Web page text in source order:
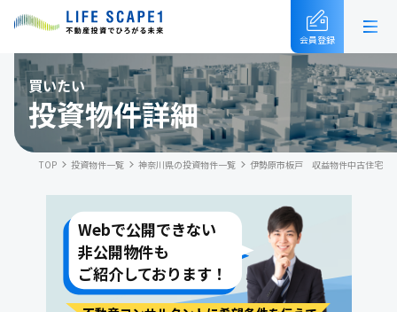
会員登録
買いたい
投資物件詳細
TOP 投資物件一覧 神奈川県の投資物件一覧 伊勢原市板戸 収益物件中古住宅
今すぐ無料リクエスト
不動産コンサルタントに希望条件を伝えて
Webで公開できない
非公開物件も
ご紹介しております！